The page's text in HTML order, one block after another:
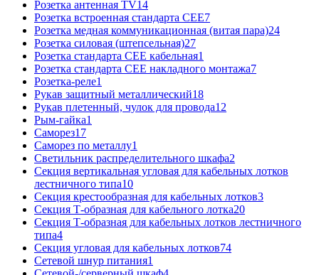
Розетка антенная TV14
Розетка встроенная стандарта CEE7
Розетка медная коммуникационная (витая пара)24
Розетка силовая (штепсельная)27
Розетка стандарта СЕЕ кабельная1
Розетка стандарта СЕЕ накладного монтажа7
Розетка-реле1
Рукав защитный металлический18
Рукав плетенный, чулок для провода12
Рым-гайка1
Саморез17
Саморез по металлу1
Светильник распределительного шкафа2
Секция вертикальная угловая для кабельных лотков
лестничного типа10
Секция крестообразная для кабельных лотков3
Секция Т-образная для кабельного лотка20
Секция Т-образная для кабельных лотков лестничного
типа4
Секция угловая для кабельных лотков74
Сетевой шнур питания1